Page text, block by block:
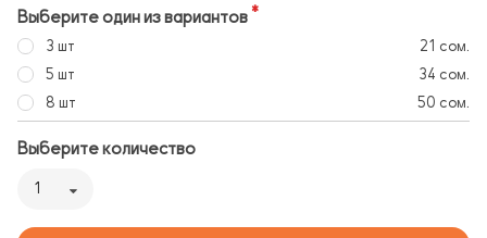
Выберите один из вариантов
3 шт
21 сом.
5 шт
34 сом.
8 шт
50 сом.
Выберите количество
1